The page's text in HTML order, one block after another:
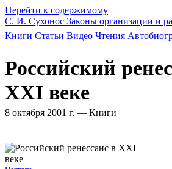
Перейти к содержимому
С. И. Сухонос Законы организации и
Книги Статьи Видео Чтения
Российский
XXI веке
8 октября 2001 г. — Книги